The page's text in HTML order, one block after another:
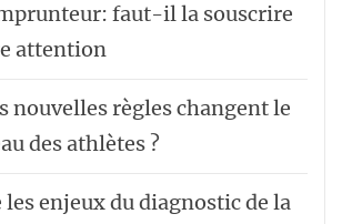
faut-il la souscrire
attention
nouvelles règles changent le
des athlètes ?
enjeux du diagnostic de la